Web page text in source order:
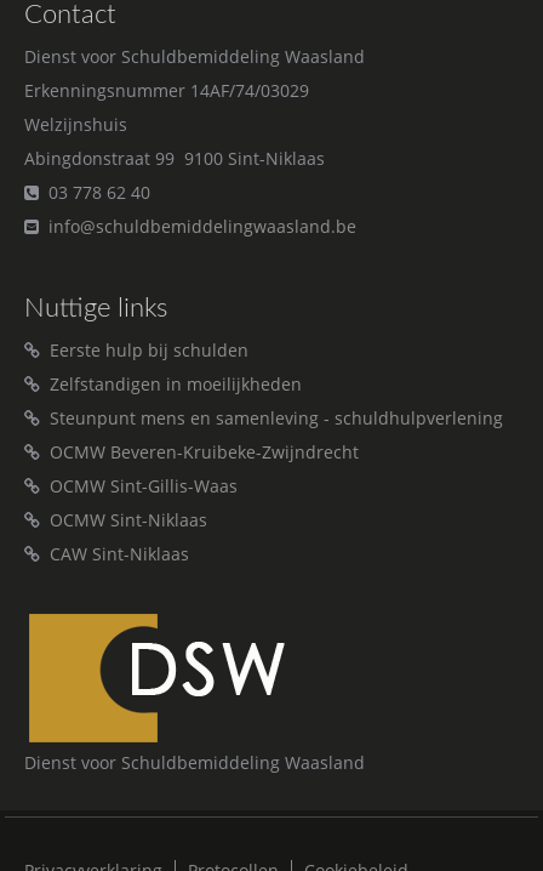
Contact
Dienst voor Schuldbemiddeling Waasland
Erkenningsnummer 14AF/74/03029
Welzijnshuis
Abingdonstraat 99 9100 Sint-Niklaas
03 778 62 40
info@schuldbemiddelingwaasland.be
Nuttige links
Eerste hulp bij schulden
Zelfstandigen in moeilijkheden
Steunpunt mens en samenleving - schuldhulpverlening
OCMW Beveren-Kruibeke-Zwijndrecht
OCMW Sint-Gillis-Waas
OCMW Sint-Niklaas
CAW Sint-Niklaas
Dienst voor Schuldbemiddeling Waasland